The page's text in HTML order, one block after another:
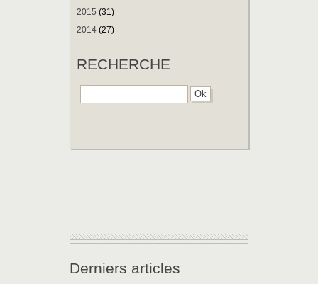
2015 (31)
2014 (27)
RECHERCHE
Derniers articles